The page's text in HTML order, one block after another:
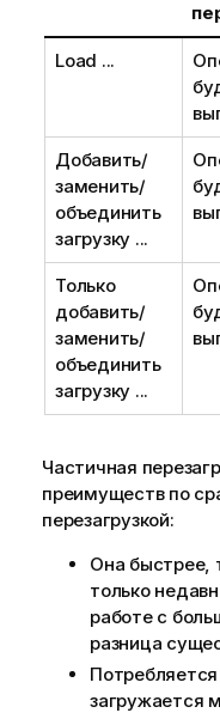
Load ...
Добавить/
заменить/
объединить
загрузку ...
Только
добавить/
заменить/
объединить
загрузку ...
Частичная
преимуществ по
перезагрузкой:
Она быстрее,
только
работе с
разница
загружается